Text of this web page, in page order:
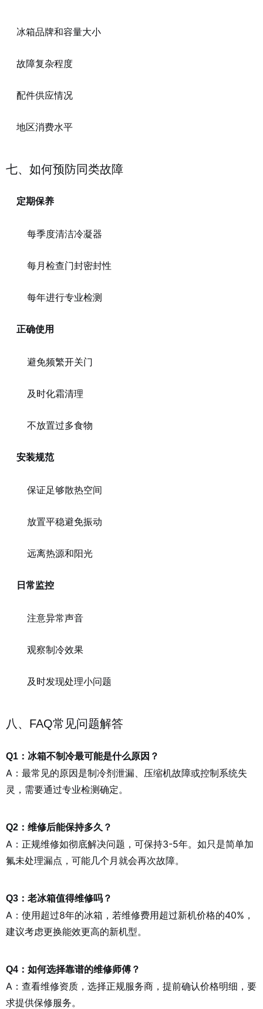
冰箱品牌和容量大小
故障复杂程度
配件供应情况
地区消费水平
七、如何预防同类故障
定期保养
每季度清洁冷凝器
每月检查门封密封性
每年进行专业检测
正确使用
避免频繁开关门
及时化霜清理
不放置过多食物
安装规范
保证足够散热空间
放置平稳避免振动
远离热源和阳光
日常监控
注意异常声音
观察制冷效果
及时发现处理小问题
八、FAQ常见问题解答
Q1：冰箱不制冷最可能是什么原因？
A：最常见的原因是制冷剂泄漏、压缩机故障或控制系统失
灵，需要通过专业检测确定。
Q2：维修后能保持多久？
A：正规维修如彻底解决问题，可保持3-5年。如只是简单加
氟未处理漏点，可能几个月就会再次故障。
Q3：老冰箱值得维修吗？
A：使用超过8年的冰箱，若维修费用超过新机价格的40%，
建议考虑更换能效更高的新机型。
Q4：如何选择靠谱的维修师傅？
A：查看维修资质，选择正规服务商，提前确认价格明细，要
求提供保修服务。